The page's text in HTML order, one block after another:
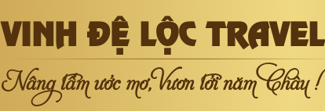
VINH ĐỆ LỘC TRAVEL
Nâng tầm ước mơ, Vươn tới năm Châu !